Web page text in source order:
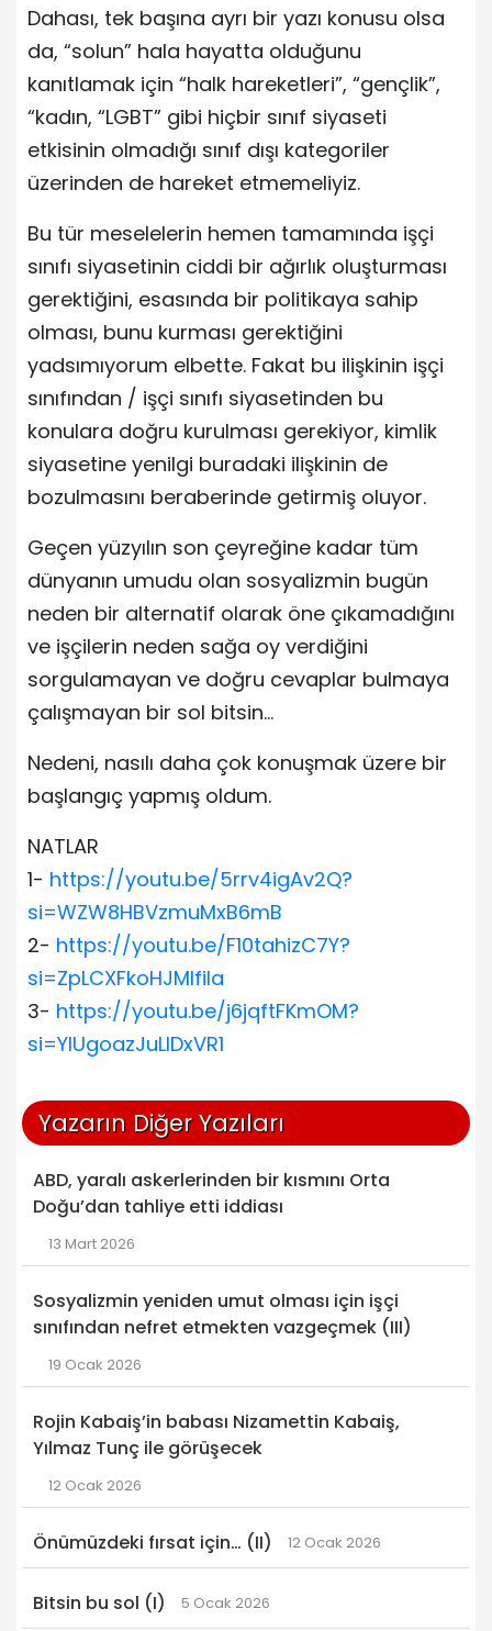
Dahası, tek başına ayrı bir yazı konusu olsa
da, “solun” hala hayatta olduğunu
kanıtlamak için “halk hareketleri”, “gençlik”,
“kadın, “LGBT” gibi hiçbir sınıf siyaseti
etkisinin olmadığı sınıf dışı kategoriler
üzerinden de hareket etmemeliyiz.
Bu tür meselelerin hemen tamamında işçi
sınıfı siyasetinin ciddi bir ağırlık oluşturması
gerektiğini, esasında bir politikaya sahip
olması, bunu kurması gerektiğini
yadsımıyorum elbette. Fakat bu ilişkinin işçi
sınıfından / işçi sınıfı siyasetinden bu
konulara doğru kurulması gerekiyor, kimlik
siyasetine yenilgi buradaki ilişkinin de
bozulmasını beraberinde getirmiş oluyor.
Geçen yüzyılın son çeyreğine kadar tüm
dünyanın umudu olan sosyalizmin bugün
neden bir alternatif olarak öne çıkamadığını
ve işçilerin neden sağa oy verdiğini
sorgulamayan ve doğru cevaplar bulmaya
çalışmayan bir sol bitsin…
Nedeni, nasılı daha çok konuşmak üzere bir
başlangıç yapmış oldum.
NATLAR
1- https://youtu.be/5rrv4igAv2Q?
si=WZW8HBVzmuMxB6mB
2- https://youtu.be/F10tahizC7Y?
si=ZpLCXFkoHJMIfila
3- https://youtu.be/j6jqftFKmOM?
si=YlUgoazJuLlDxVR1
Yazarın Diğer Yazıları
ABD, yaralı askerlerinden bir kısmını Orta
Doğu’dan tahliye etti iddiası
13 Mart 2026
Sosyalizmin yeniden umut olması için işçi
sınıfından nefret etmekten vazgeçmek (III)
19 Ocak 2026
Rojin Kabaiş’in babası Nizamettin Kabaiş,
Yılmaz Tunç ile görüşecek
12 Ocak 2026
Önümüzdeki fırsat için… (II) 12 Ocak 2026
Bitsin bu sol (I) 5 Ocak 2026